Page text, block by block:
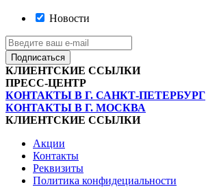
Новости
Подписаться
КЛИЕНТСКИЕ ССЫЛКИ
ПРЕСС-ЦЕНТР
КОНТАКТЫ В Г. САНКТ-ПЕТЕРБУРГ
КОНТАКТЫ В Г. МОСКВА
КЛИЕНТСКИЕ ССЫЛКИ
Акции
Контакты
Реквизиты
Политика конфидециальности